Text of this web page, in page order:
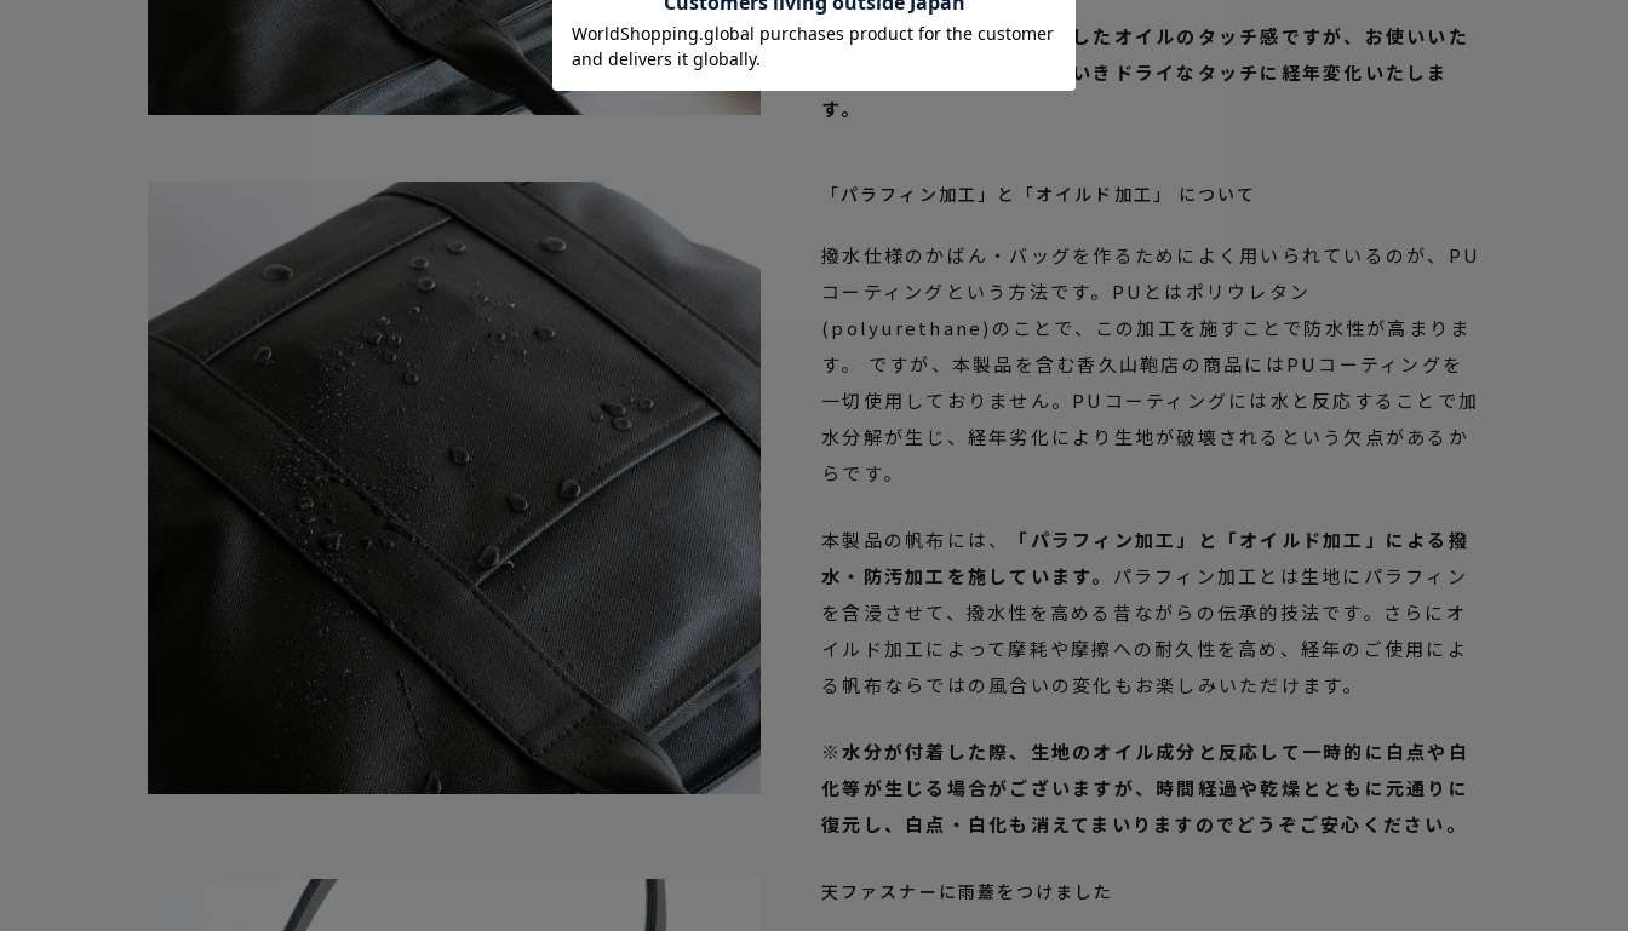
ご使用開始前にはしっとりしたオイルのタッチ感ですが、お使いいた
だくほどに適度にこなれていきドライなタッチに経年変化いたしま
す。
「パラフィン加工」と「オイルド加工」 について
撥水仕様のかばん・バッグを作るためによく用いられているのが、PU
コーティングという方法です。PUとはポリウレタン
(polyurethane)のことで、この加工を施すことで防水性が高まりま
す。 ですが、本製品を含む香久山鞄店の商品にはPUコーティングを
一切使用しておりません。PUコーティングには水と反応することで加
水分解が生じ、経年劣化により生地が破壊されるという欠点があるか
らです。
本製品の帆布には、
「パラフィン加工」と「オイルド加工」による撥
水・防汚加工を施しています。 パラフィン加工とは生地にパラフィン
を含浸させて、撥水性を高める昔ながらの伝承的技法です。さらにオ
イルド加工によって摩耗や摩擦への耐久性を高め、経年のご使用によ
る帆布ならではの風合いの変化もお楽しみいただけます。
※水分が付着した際、生地のオイル成分と反応して一時的に白点や白
化等が生じる場合がございますが、時間経過や乾燥とともに元通りに
復元し、白点・白化も消えてまいりますのでどうぞご安心ください。
天ファスナーに雨蓋をつけました